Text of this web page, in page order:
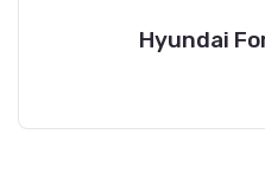
Hyundai